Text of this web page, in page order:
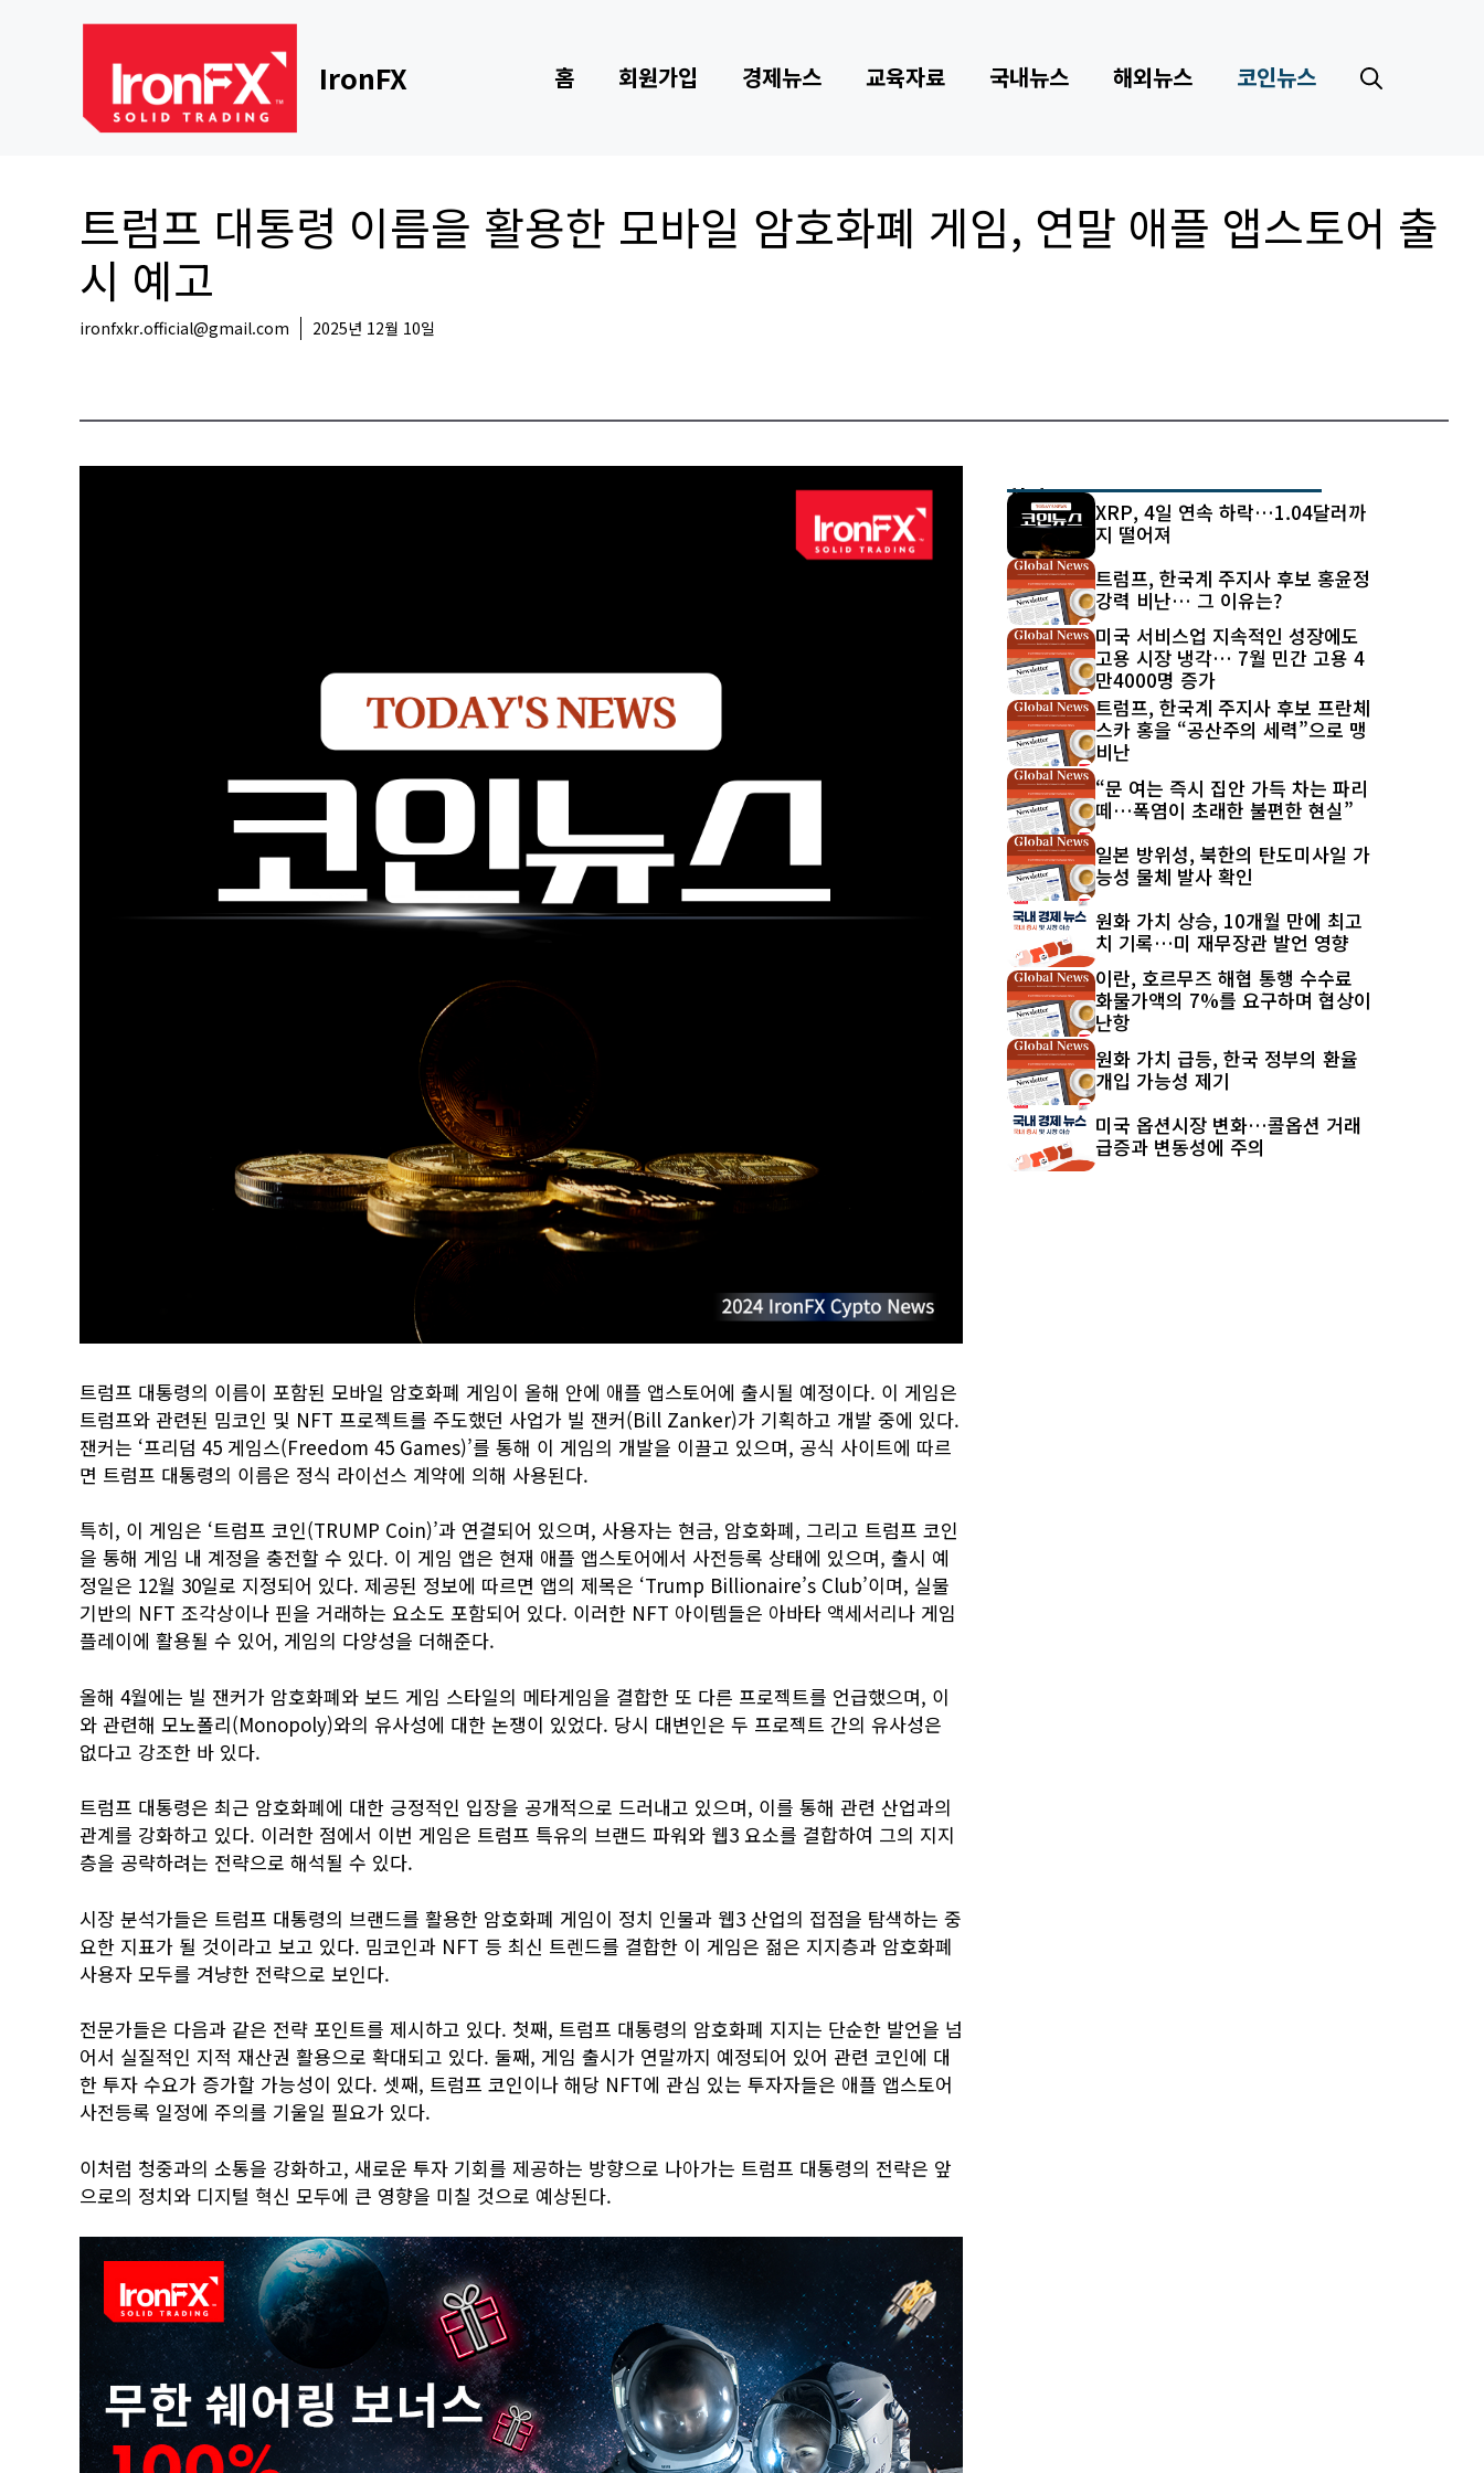
IronFX 홈 회원가입 경제뉴스 교육자료 국내뉴스 해외뉴스 코인뉴스
트럼프 대통령 이름을 활용한 모바일 암호화폐 게임, 연말 애플 앱스토어 출
시 예고
ironfxkr.official@gmail.com 2025년 12월 10일
트럼프 대통령의 이름이 포함된 모바일 암호화폐 게임이 올해 안에 애플 앱스토어에 출시될 예정이다. 이 게임은
트럼프와 관련된 밈코인 및 NFT 프로젝트를 주도했던 사업가 빌 잰커(Bill Zanker)가 기획하고 개발 중에 있다.
잰커는 ‘프리덤 45 게임스(Freedom 45 Games)’를 통해 이 게임의 개발을 이끌고 있으며, 공식 사이트에 따르
면 트럼프 대통령의 이름은 정식 라이선스 계약에 의해 사용된다.
특히, 이 게임은 ‘트럼프 코인(TRUMP Coin)’과 연결되어 있으며, 사용자는 현금, 암호화폐, 그리고 트럼프 코인
을 통해 게임 내 계정을 충전할 수 있다. 이 게임 앱은 현재 애플 앱스토어에서 사전등록 상태에 있으며, 출시 예
정일은 12월 30일로 지정되어 있다. 제공된 정보에 따르면 앱의 제목은 ‘Trump Billionaire’s Club’이며, 실물
기반의 NFT 조각상이나 핀을 거래하는 요소도 포함되어 있다. 이러한 NFT 아이템들은 아바타 액세서리나 게임
플레이에 활용될 수 있어, 게임의 다양성을 더해준다.
올해 4월에는 빌 잰커가 암호화폐와 보드 게임 스타일의 메타게임을 결합한 또 다른 프로젝트를 언급했으며, 이
와 관련해 모노폴리(Monopoly)와의 유사성에 대한 논쟁이 있었다. 당시 대변인은 두 프로젝트 간의 유사성은
없다고 강조한 바 있다.
트럼프 대통령은 최근 암호화폐에 대한 긍정적인 입장을 공개적으로 드러내고 있으며, 이를 통해 관련 산업과의
관계를 강화하고 있다. 이러한 점에서 이번 게임은 트럼프 특유의 브랜드 파워와 웹3 요소를 결합하여 그의 지지
층을 공략하려는 전략으로 해석될 수 있다.
시장 분석가들은 트럼프 대통령의 브랜드를 활용한 암호화폐 게임이 정치 인물과 웹3 산업의 접점을 탐색하는 중
요한 지표가 될 것이라고 보고 있다. 밈코인과 NFT 등 최신 트렌드를 결합한 이 게임은 젊은 지지층과 암호화폐
사용자 모두를 겨냥한 전략으로 보인다.
전문가들은 다음과 같은 전략 포인트를 제시하고 있다. 첫째, 트럼프 대통령의 암호화폐 지지는 단순한 발언을 넘
어서 실질적인 지적 재산권 활용으로 확대되고 있다. 둘째, 게임 출시가 연말까지 예정되어 있어 관련 코인에 대
한 투자 수요가 증가할 가능성이 있다. 셋째, 트럼프 코인이나 해당 NFT에 관심 있는 투자자들은 애플 앱스토어
사전등록 일정에 주의를 기울일 필요가 있다.
이처럼 청중과의 소통을 강화하고, 새로운 투자 기회를 제공하는 방향으로 나아가는 트럼프 대통령의 전략은 앞
으로의 정치와 디지털 혁신 모두에 큰 영향을 미칠 것으로 예상된다.
최신 글
XRP, 4일 연속 하락…1.04달러까
지 떨어져
트럼프, 한국계 주지사 후보 홍윤정
강력 비난… 그 이유는?
미국 서비스업 지속적인 성장에도
고용 시장 냉각… 7월 민간 고용 4
만4000명 증가
트럼프, 한국계 주지사 후보 프란체
스카 홍을 “공산주의 세력”으로 맹
비난
“문 여는 즉시 집안 가득 차는 파리
떼…폭염이 초래한 불편한 현실”
일본 방위성, 북한의 탄도미사일 가
능성 물체 발사 확인
원화 가치 상승, 10개월 만에 최고
치 기록…미 재무장관 발언 영향
이란, 호르무즈 해협 통행 수수료
화물가액의 7%를 요구하며 협상이
난항
원화 가치 급등, 한국 정부의 환율
개입 가능성 제기
미국 옵션시장 변화…콜옵션 거래
급증과 변동성에 주의